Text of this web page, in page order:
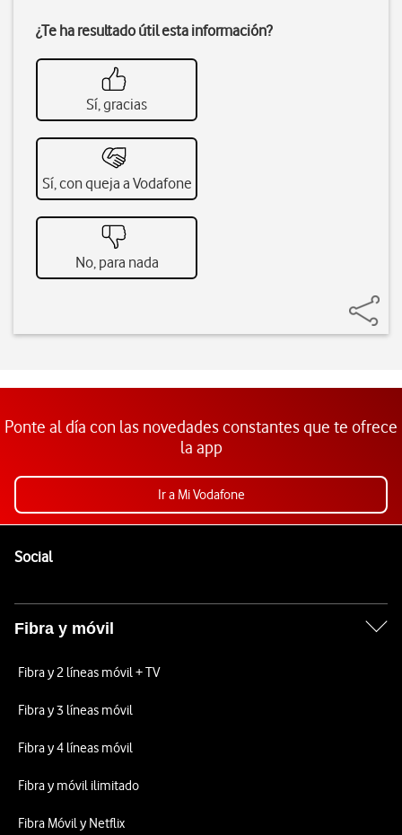
¿Te ha resultado útil esta información?
Sí, gracias
Sí, con queja a Vodafone
No, para nada
Ponte al día con las novedades constantes que te ofrece
la app
Ir a Mi Vodafone
SocialEnlaces a las redes sociales de Vodafone
Fibra y móvil
Fibra y 2 líneas móvil + TV
Fibra y 3 líneas móvil
Fibra y 4 líneas móvil
Fibra y móvil ilimitado
Fibra Móvil y Netflix